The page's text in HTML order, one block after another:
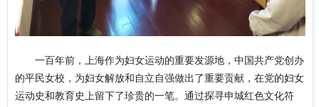
一百年前，上海作为妇女运动的重要发源地，中国共产党创办
的平民女校，为妇女解放和自立自强做出了重要贡献，在党的妇女
运动史和教育史上留下了珍贵的一笔。通过探寻申城红色文化符